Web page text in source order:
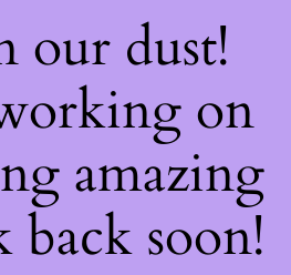
our dust!
on
amazing
soon!